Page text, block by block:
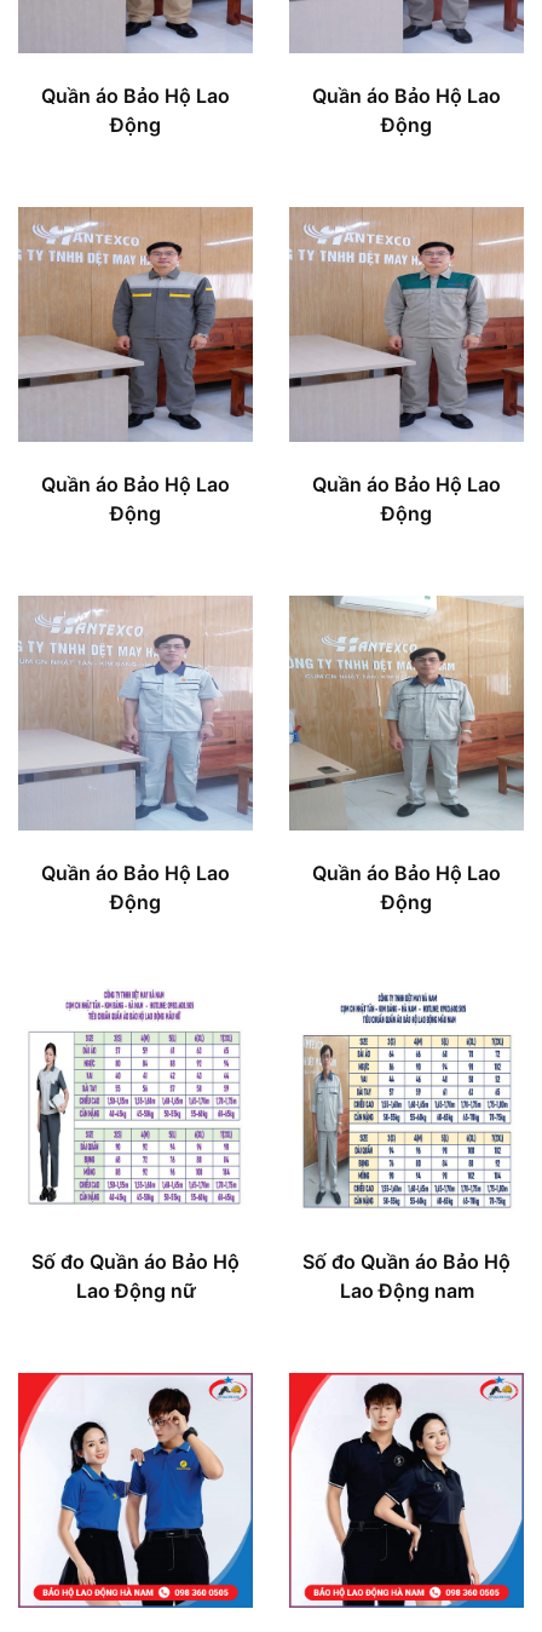
Quần áo Bảo Hộ Lao
Động
Quần áo Bảo Hộ Lao
Động
Quần áo Bảo Hộ Lao
Động
Quần áo Bảo Hộ Lao
Động
Quần áo Bảo Hộ Lao
Động
Quần áo Bảo Hộ Lao
Động
Số đo Quần áo Bảo Hộ
Lao Động nữ
Số đo Quần áo Bảo Hộ
Lao Động nam